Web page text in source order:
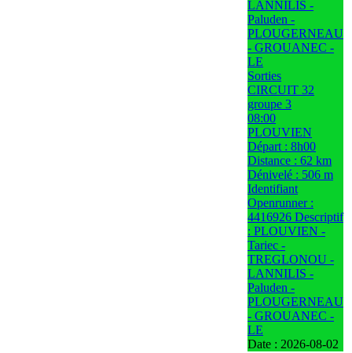
LANNILIS -
Paluden -
PLOUGERNEAU
- GROUANEC -
LE
Sorties
CIRCUIT 32
groupe 3
08:00
PLOUVIEN
Départ : 8h00
Distance : 62 km
Dénivelé : 506 m
Identifiant
Openrunner :
4416926 Descriptif
: PLOUVIEN -
Tariec -
TREGLONOU -
LANNILIS -
Paluden -
PLOUGERNEAU
- GROUANEC -
LE
Date : 2026-08-02